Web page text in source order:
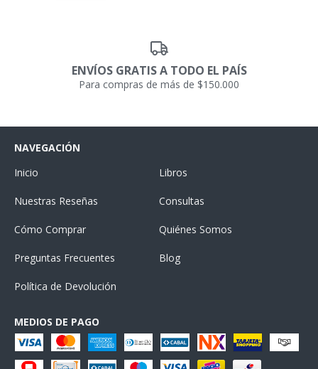
ENVÍOS GRATIS A TODO EL PAÍS
Para compras de más de $150.000
NAVEGACIÓN
Inicio
Libros
Nuestras Reseñas Consultas
Cómo Comprar Quiénes Somos
Preguntas Frecuentes Blog
Política de Devolución
MEDIOS DE PAGO